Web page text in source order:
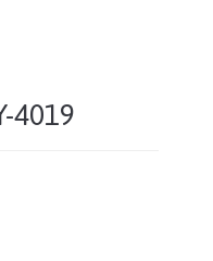
4019